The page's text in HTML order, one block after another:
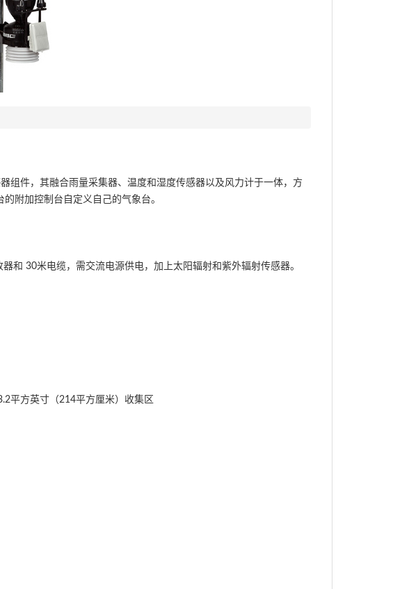
组件，其融合雨量采集器、温度和湿度传感器以及风力计于一体，方
附加控制台自定义自己的气象台。
和 30米电缆，需交流电源供电，加上太阳辐射和紫外辐射传感器。
平方英寸（214平方厘米）收集区